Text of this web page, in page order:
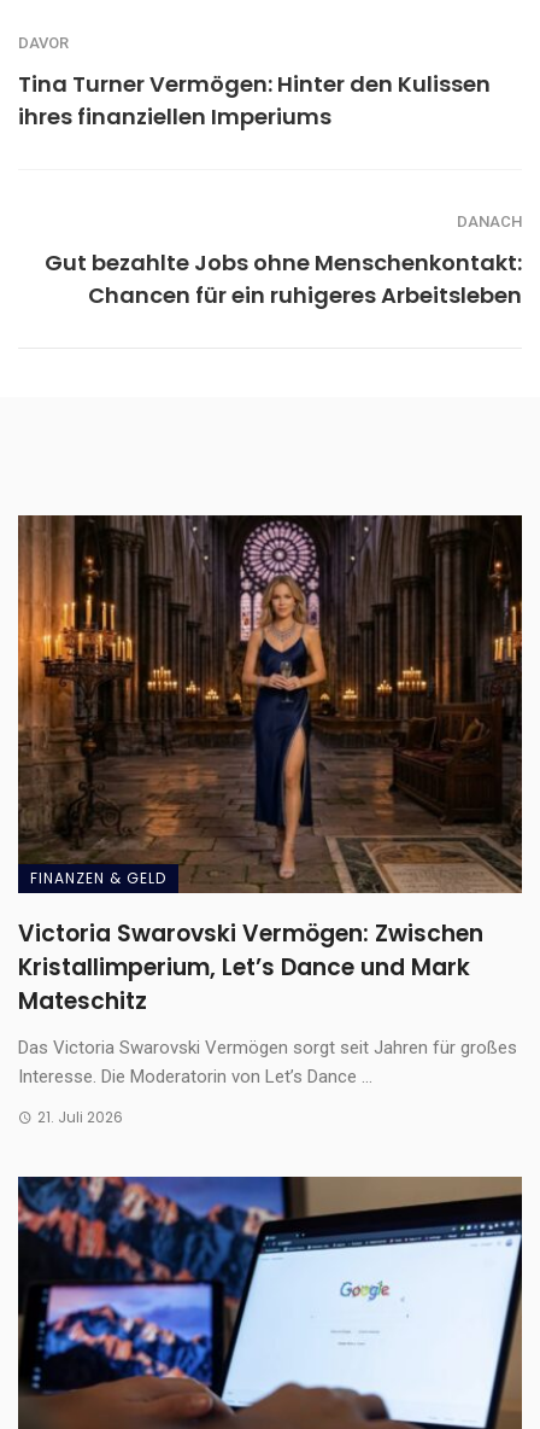
DAVOR
Tina Turner Vermögen: Hinter den Kulissen
ihres finanziellen Imperiums
DANACH
Gut bezahlte Jobs ohne Menschenkontakt:
Chancen für ein ruhigeres Arbeitsleben
FINANZEN & GELD
Victoria Swarovski Vermögen: Zwischen
Kristallimperium, Let’s Dance und Mark
Mateschitz
Das Victoria Swarovski Vermögen sorgt seit Jahren für großes
Interesse. Die Moderatorin von Let’s Dance ...
21. Juli 2026